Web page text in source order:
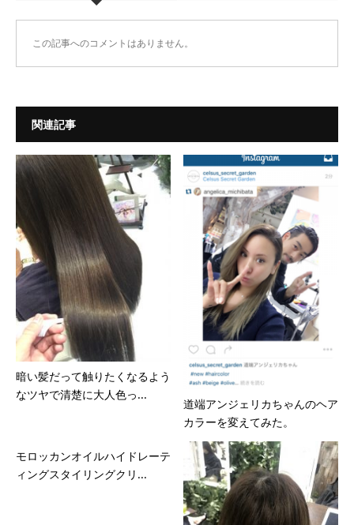
この記事へのコメントはありません。
関連記事
暗い髪だって触りたくなるよう
なツヤで清楚に大人色っ...
道端アンジェリカちゃんのヘア
カラーを変えてみた。
モロッカンオイルハイドレーテ
ィングスタイリングクリ...